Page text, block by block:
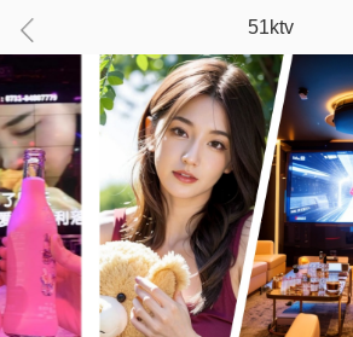
51ktv